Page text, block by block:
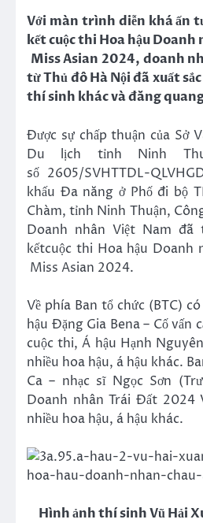
Với màn trình diễn khá ấn
kết cuộc thi Hoa hậu Doanh
Miss Asian 2024, doanh
từ Thủ đô Hà Nội đã xuất
thí sinh khác và đăng
Được sự chấp thuận của Sở
Du lịch tỉnh Ninh
số 2605/SVHTTDL-
khấu Đa năng ở Phố đi bộ
Chàm, tỉnh Ninh Thuận,
Doanh nhân Việt Nam đã
kếtcuộc thi Hoa hậu Doanh
Miss Asian 2024.
Về phía Ban tổ chức (BTC)
hậu Đặng Gia Bena – Cố vấn
cuộc thi, Á hậu Hạnh
nhiều hoa hậu, á hậu khác.
Ca – nhạc sĩ Ngọc Sơn
Doanh nhân Trái Đất 2024
nhiều hoa hậu, á hậu khác.
Hình ảnh thí sinh Vũ Hải